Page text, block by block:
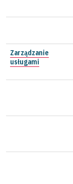
Zarządzanie
usługami